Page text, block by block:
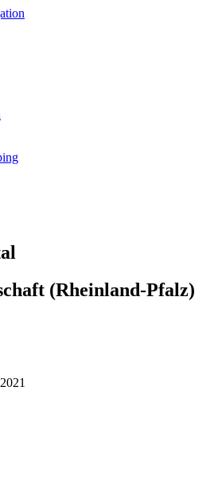
(Rheinland-Pfalz)